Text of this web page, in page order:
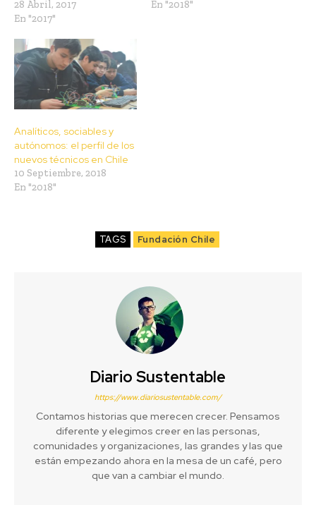
28 Abril, 2017
En "2017"
En "2018"
Analíticos, sociables y
autónomos: el perfil de los
nuevos técnicos en Chile
10 Septiembre, 2018
En "2018"
TAGS Fundación Chile
Diario Sustentable
https://www.diariosustentable.com/
Contamos historias que merecen crecer. Pensamos
diferente y elegimos creer en las personas,
comunidades y organizaciones, las grandes y las que
están empezando ahora en la mesa de un café, pero
que van a cambiar el mundo.